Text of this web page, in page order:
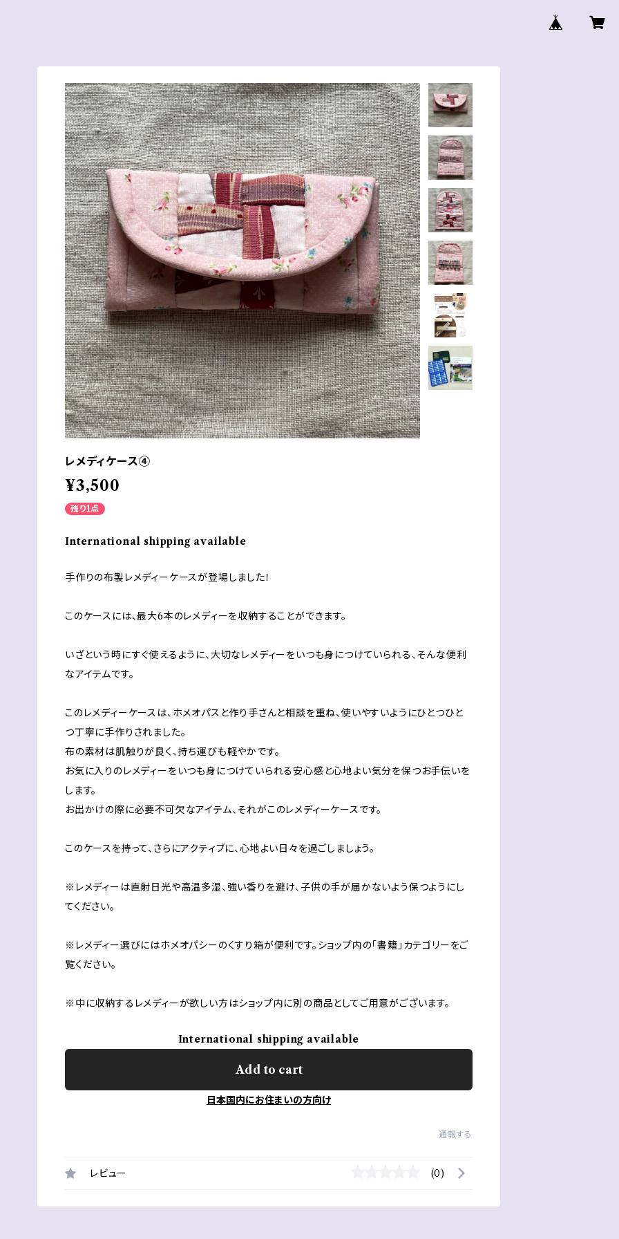
レメディケース④
¥3,500
残り1点
International shipping available
手作りの布製レメディーケースが登場しました！
このケースには、最大6本のレメディーを収納することができます。
いざという時にすぐ使えるように、大切なレメディーをいつも身につけていられる、そんな便利
なアイテムです。
このレメディーケースは、ホメオパスと作り手さんと相談を重ね、使いやすいようにひとつひと
つ丁寧に手作りされました。
布の素材は肌触りが良く、持ち運びも軽やかです。
お気に入りのレメディーをいつも身につけていられる安心感と心地よい気分を保つお手伝いを
します。
お出かけの際に必要不可欠なアイテム、それがこのレメディーケースです。
このケースを持って、さらにアクティブに、心地よい日々を過ごしましょう。
※レメディーは直射日光や高温多湿、強い香りを避け、子供の手が届かないよう保つようにし
てください。
※レメディー選びにはホメオパシーのくすり箱が便利です。ショップ内の「書籍」カテゴリーをご
覧ください。
※中に収納するレメディーが欲しい方はショップ内に別の商品としてご用意がございます。
International shipping available
Add to cart
日本国内にお住まいの方向け
通報する
レビュー (0)